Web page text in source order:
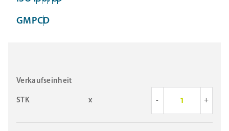
GMPCD
Verkaufseinheit
STK x - +